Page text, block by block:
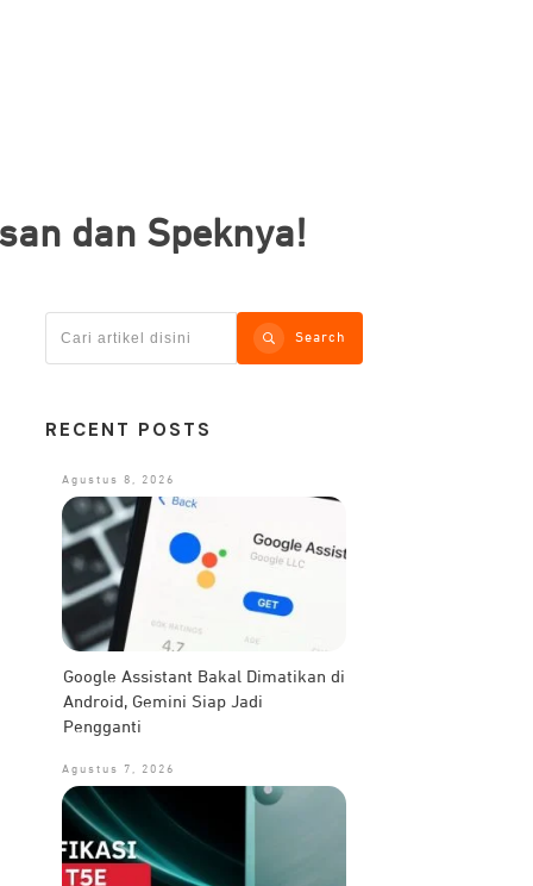
dan Speknya!
Search
RECENT POSTS
Agustus 8, 2026
Google Assistant Bakal Dimatikan di
Android, Gemini Siap Jadi
Pengganti
Agustus 7, 2026